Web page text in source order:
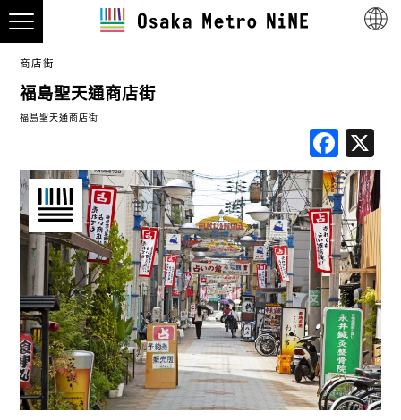
商店街
福島聖天通商店街
福島聖天通商店街